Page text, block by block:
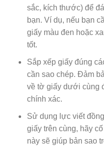
sắc, kích thước) để
bạn. Ví dụ, nếu bạn
giấy màu đen hoặc
tốt.
Sắp xếp giấy đúng
cần sao chép. Đảm
về tờ giấy dưới cùng
chính xác.
Sử dụng lực viết
giấy trên cùng, hãy
này sẽ giúp bản sao